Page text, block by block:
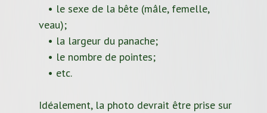
• le sexe de la bête (mâle, femelle,
veau);
• la largeur du panache;
• le nombre de pointes;
• etc.
Idéalement, la photo devrait être prise sur